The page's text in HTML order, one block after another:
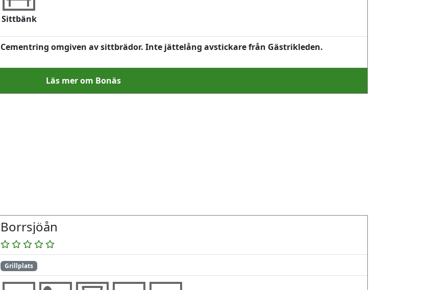
Sittbänk
Cementring omgiven av sittbrädor. Inte jättelång avstickare från Gästrikleden.
Läs mer om Bonäs
Borrsjöån
Grillplats